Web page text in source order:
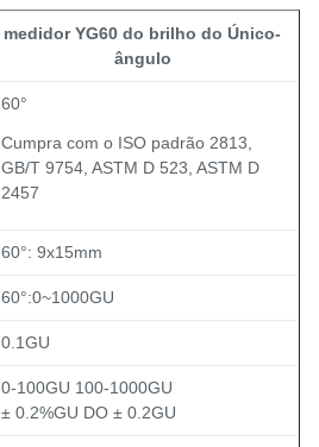
medidor YG60 do brilho do Único-
ângulo
60°
Cumpra com o ISO padrão 2813,
GB/T 9754, ASTM D 523, ASTM D
2457
60°: 9x15mm
60°:0~1000GU
0.1GU
0-100GU 100-1000GU
± 0.2%GU DO ± 0.2GU